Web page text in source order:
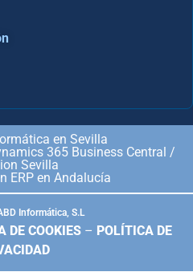
en Sevilla
365 Business Central /
Sevilla
ERP en Andalucía
Informática, S.L
DE COOKIES – POLÍTICA DE